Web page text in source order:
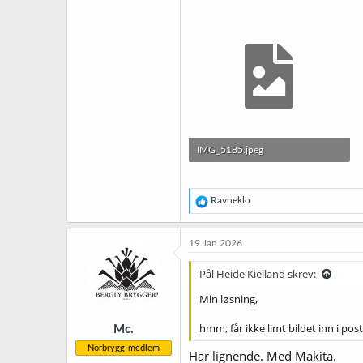
IMG_5185.jpeg
R
e
a
j
o
e
:
Ravneklo
Mc.
Norbrygg-medlem
19 Jan 2026
Pål Heide Kielland skrev:
Min løsning,
hmm, får ikke limt bildet inn i
Har lignende. Med Makita.